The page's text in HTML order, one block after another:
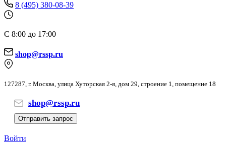
8 (495) 380-08-39
С 8:00 до 17:00
shop@rssp.ru
127287, г. Москва, улица Хуторская 2-я, дом 29, строение 1, помещение 18
shop@rssp.ru
Отправить запрос
Войти